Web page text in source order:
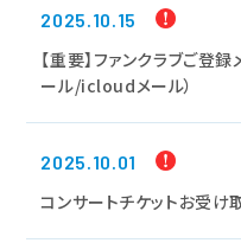
2025.10.15
【重要】ファンクラブご登
ール/icloudメール）
2025.10.01
コンサートチケットお受け